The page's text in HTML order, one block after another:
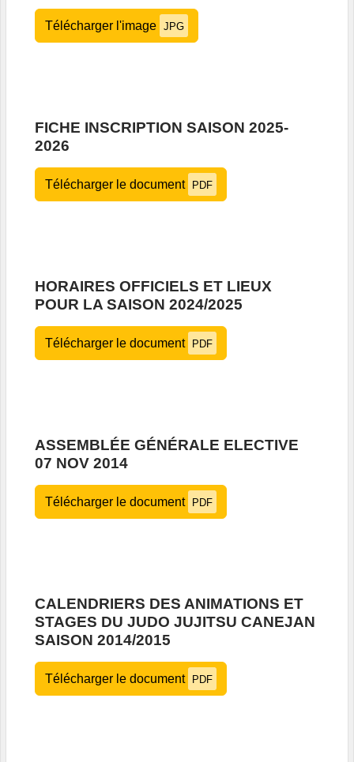
Télécharger l'image JPG
FICHE INSCRIPTION SAISON 2025-
2026
Télécharger le document PDF
HORAIRES OFFICIELS ET LIEUX
POUR LA SAISON 2024/2025
Télécharger le document PDF
ASSEMBLÉE GÉNÉRALE ELECTIVE
07 NOV 2014
Télécharger le document PDF
CALENDRIERS DES ANIMATIONS ET
STAGES DU JUDO JUJITSU CANEJAN
SAISON 2014/2015
Télécharger le document PDF